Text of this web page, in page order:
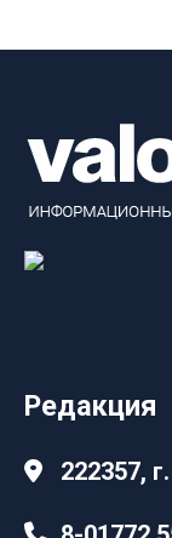
Редакция
222357,